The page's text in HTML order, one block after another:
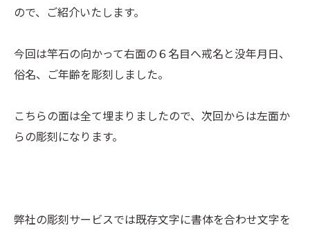
ので、ご紹介いたします。
今回は竿石の向かって右面の６名目へ戒名と没年月日、
俗名、ご年齢を彫刻しました。
こちらの面は全て埋まりましたので、次回からは左面か
らの彫刻になります。
弊社の彫刻サービスでは既存文字に書体を合わせ文字を